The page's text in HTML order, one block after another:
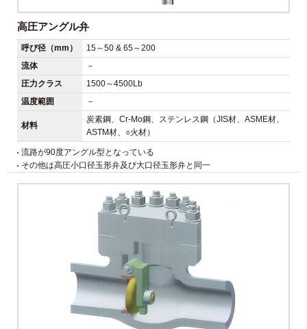
高圧アングル弁
呼び径（mm）
15～50 & 65～200
流体
－
圧力クラス
1500～4500Lb
温度範囲
－
材料
炭素鋼、Cr-Mo鋼、ステンレス鋼（JIS材、ASME材、
ASTM材、○火材）
流路が90度アングル型となっている
その他は高圧小口径玉形弁及び大口径玉形弁と同一